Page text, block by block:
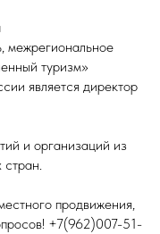
межрегиональное
туризм»
является директор
и организаций из
продвижения,
+7(962)007-51-